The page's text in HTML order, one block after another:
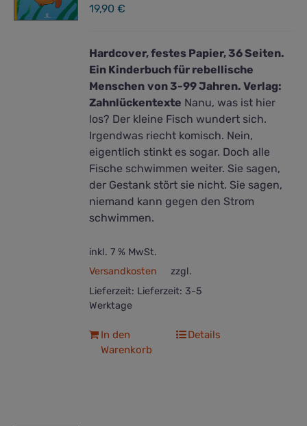
19,90€
Hardcover, festes Papier, 36 Seiten.
Ein Kinderbuch für rebellische
Menschen von 3-99 Jahren. Verlag:
Zahnlückentexte Nanu, was ist hier
los? Der kleine Fisch wundert sich.
Irgendwas riecht komisch. Nein,
eigentlich stinkt es sogar. Doch alle
Fische schwimmen weiter. Sie sagen,
der Gestank stört sie nicht. Sie sagen,
niemand kann gegen den Strom
schwimmen.
inkl. 7 % MwSt.
zzgl.
Versandkosten
Lieferzeit: Lieferzeit: 3-5
Werktage
In den
Warenkorb
Details